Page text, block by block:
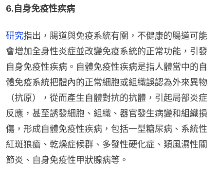
6.自身免疫性疾病
研究指出，腸道與免疫系統有關，不健康的腸道可能
會增加全身性炎症並改變免疫系統的正常功能，引發
自身免疫性疾病。自體免疫性疾病是指人體當中的自
體免疫系統把體內的正常細胞或組織誤認為外來異物
（抗原），從而產生自體對抗的抗體，引起局部炎症
反應，甚至誘發細胞、組織、器官發生病變和組織損
傷，形成自體免疫性疾病，包括一型糖尿病、系統性
紅斑狼瘡、乾燥症候群、多發性硬化症、類風濕性關
節炎、自身免疫性甲狀腺病等。